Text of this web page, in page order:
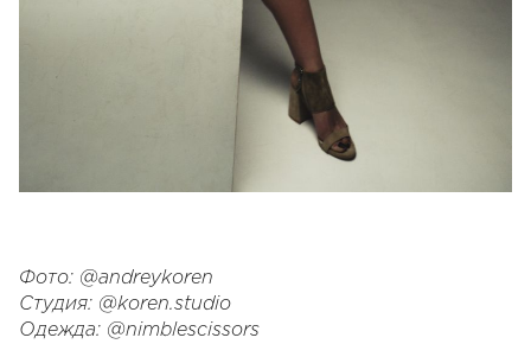
Фото: @andreykoren
Студия: @koren.studio
Одежда: @nimblescissors